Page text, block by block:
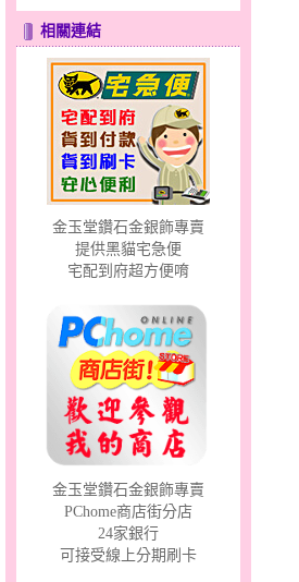
風中花語～金銀鋼套鍊
愛滿滿～金銀鋼套鍊
聽見愛～男金鋼手鍊
相關連結
金玉堂鑽石金銀飾專賣
提供黑貓宅急便
宅配到府超方便唷
金玉堂鑽石金銀飾專賣
PChome商店街分店
24家銀行
可接受線上分期刷卡